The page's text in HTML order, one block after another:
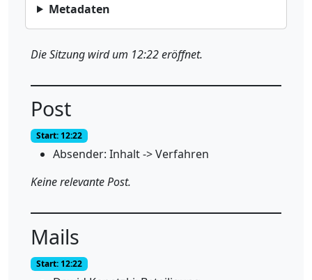
Metadaten
Die Sitzung wird um 12:22 eröffnet.
Post
Start: 12:22
Absender: Inhalt -> Verfahren
Keine relevante Post.
Mails
Start: 12:22